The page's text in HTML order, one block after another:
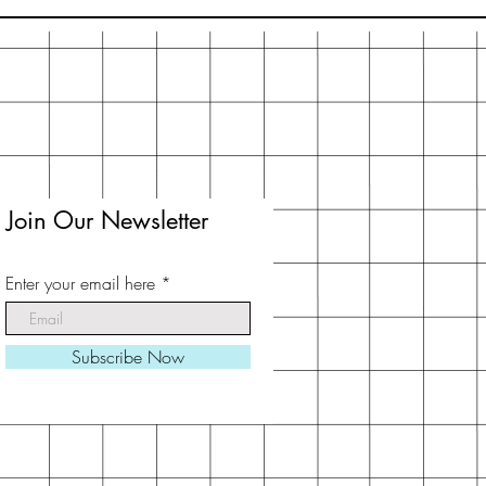
Join Our Newsletter
Enter your email here
Subscribe Now